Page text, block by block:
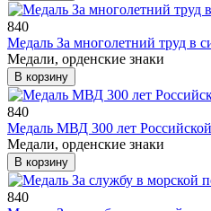
840
Медаль За многолетний труд в
Медали, орденские знаки
В корзину
840
Медаль МВД 300 лет
Медали, орденские знаки
В корзину
840